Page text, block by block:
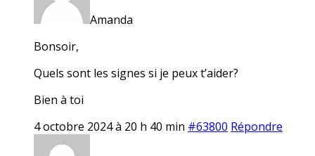
Amanda
Bonsoir,
Quels sont les signes si je peux t’aider?
Bien à toi
4 octobre 2024 à 20 h 40 min #63800 Répondre